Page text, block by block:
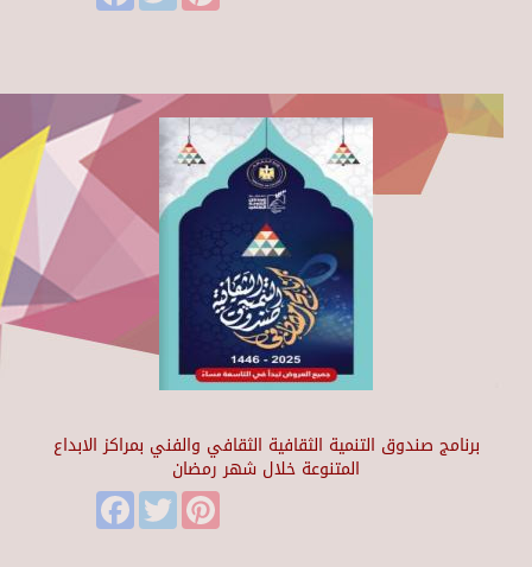
برنامج صندوق التنمية الثقافية الثقافي والفني بمراكز الابداع
المتنوعة خلال شهر رمضان
FacebookTwitter